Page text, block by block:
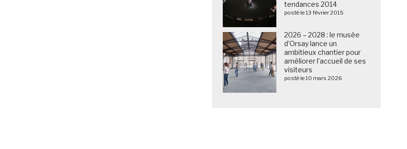
tendances 2014
posté le 13 février 2015
2026 – 2028 : le musée
d’Orsay lance un
ambitieux chantier pour
améliorer l’accueil de ses
visiteurs
posté le 10 mars 2026